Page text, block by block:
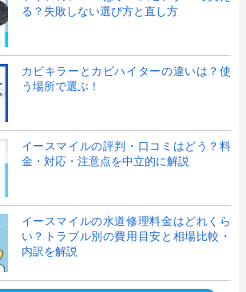
る？失敗しない選び方と直し方
カビキラーとカビハイターの違いは？使
う場所で選ぶ！
イースマイルの評判・口コミはどう？料
金・対応・注意点を中立的に解説
イースマイルの水道修理料金はどれくら
い？トラブル別の費用目安と相場比較・
内訳を解説